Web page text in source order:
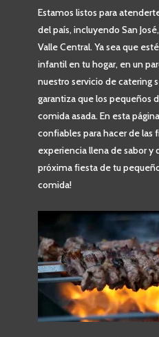
Estamos listos para
del país, incluyendo San
Valle Central. Ya sea que
infantil en tu hogar, en un
nuestro servicio de catering
garantiza que los pequeños
comida asada. En esta
confiables para hacer de las
experiencia llena de sabor y
próxima fiesta de tu
comida!